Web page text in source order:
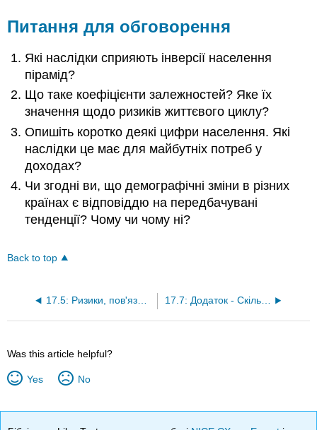
Питання для обговорення
Які наслідки сприяють інверсії населення
пірамід?
Що таке коефіцієнти залежностей? Яке їх
значення щодо ризиків життєвого циклу?
Опишіть коротко деякі цифри населення. Які
наслідки це має для майбутніх потреб у
доходах?
Чи згодні ви, що демографічні зміни в різних
країнах є відповіддю на передбачувані
тенденції? Чому чи чому ні?
Back to top
17.5: Ризики, пов'язані зі здоров'ям та інвалідністю 17.7: Додаток - Скільки страхування життя купити?
Was this article helpful?
Yes No